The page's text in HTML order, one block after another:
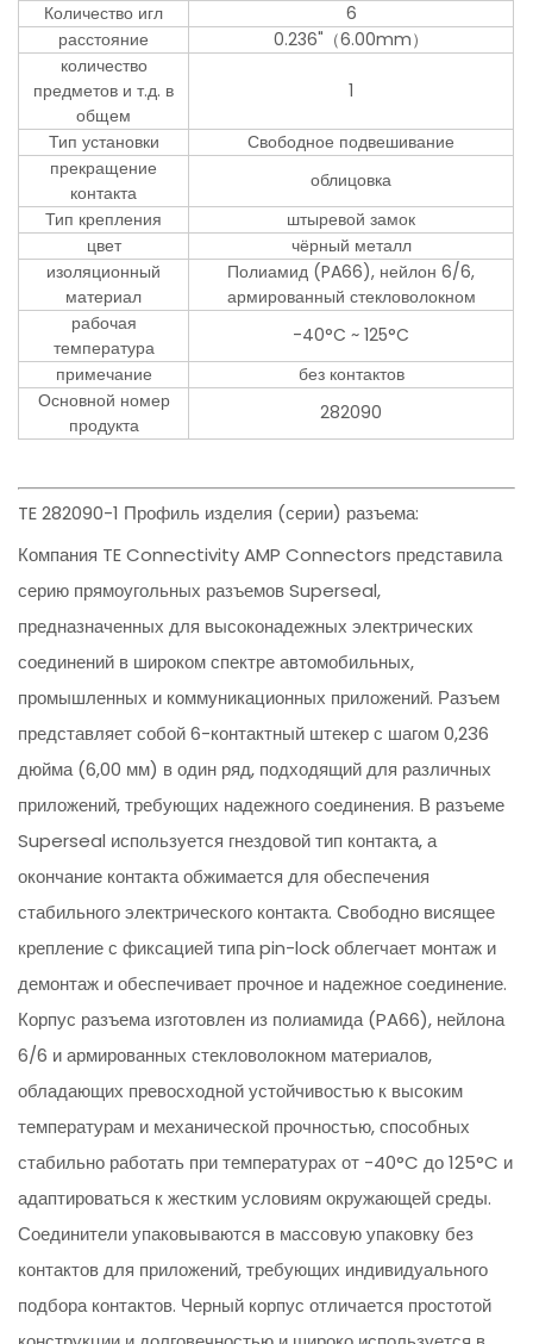
Количество игл
6
расстояние
0.236"（6.00mm）
количество
предметов и т.д. в
общем
1
Тип установки
Свободное подвешивание
прекращение
контакта
облицовка
Тип крепления
штыревой замок
цвет
чёрный металл
изоляционный
материал
Полиамид (PA66), нейлон 6/6,
армированный стекловолокном
рабочая
температура
-40°C ~ 125°C
примечание
без контактов
Основной номер
продукта
282090
TE 282090-1 Профиль изделия (серии) разъема:
Компания TE Connectivity AMP Connectors представила
серию прямоугольных разъемов Superseal,
предназначенных для высоконадежных электрических
соединений в широком спектре автомобильных,
промышленных и коммуникационных приложений. Разъем
представляет собой 6-контактный штекер с шагом 0,236
дюйма (6,00 мм) в один ряд, подходящий для различных
приложений, требующих надежного соединения. В разъеме
Superseal используется гнездовой тип контакта, а
окончание контакта обжимается для обеспечения
стабильного электрического контакта. Свободно висящее
крепление с фиксацией типа pin-lock облегчает монтаж и
демонтаж и обеспечивает прочное и надежное соединение.
Корпус разъема изготовлен из полиамида (PA66), нейлона
6/6 и армированных стекловолокном материалов,
обладающих превосходной устойчивостью к высоким
температурам и механической прочностью, способных
стабильно работать при температурах от -40°C до 125°C и
адаптироваться к жестким условиям окружающей среды.
Соединители упаковываются в массовую упаковку без
контактов для приложений, требующих индивидуального
подбора контактов. Черный корпус отличается простотой